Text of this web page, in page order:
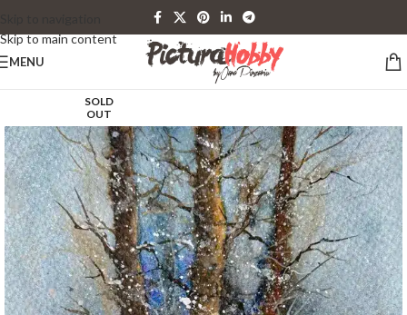
Skip to main content
MENU
SOLD
OUT